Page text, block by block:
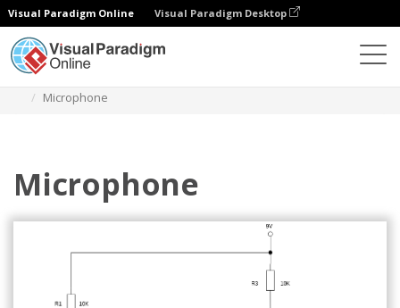
Visual Paradigm Online Visual Paradigm Desktop
Microphone
Microphone